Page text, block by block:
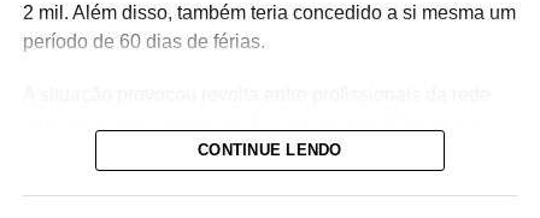
2 mil. Além disso, também teria concedido a si mesma um
período de 60 dias de férias.
denunciantes, a gestão costumava negar pedidos de
CONTINUE LENDO